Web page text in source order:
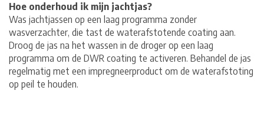
Hoe onderhoud ik mijn jachtjas?
Was jachtjassen op een laag programma zonder
wasverzachter, die tast de waterafstotende coating aan.
Droog de jas na het wassen in de droger op een laag
programma om de DWR coating te activeren. Behandel de jas
regelmatig met een impregneerproduct om de waterafstoting
op peil te houden.